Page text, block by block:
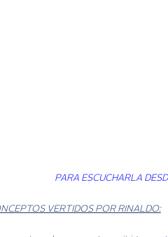
PARA ESCUCHARLA
VERTIDOS POR RINALDO: